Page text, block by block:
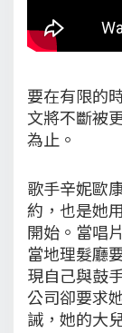
要在有限的
文將不斷被
為止。
歌手辛妮歐
約，也是她
開始。當唱
當地理髮廳
現自己與鼓
公司卻要求
誡，她的大